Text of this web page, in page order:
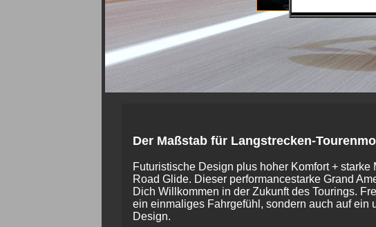
Der Maßstab für Langstrecken-
Futuristische Design plus hoher Komfort + starke
Road Glide. Dieser performancestarke Grand
Dich Willkommen in der Zukunft des Tourings.
ein einmaliges Fahrgefühl, sondern auch auf ein
Design.